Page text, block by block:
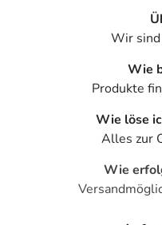
Wir sind
Wie
Produkte
Wie löse
Alles zur
Wie